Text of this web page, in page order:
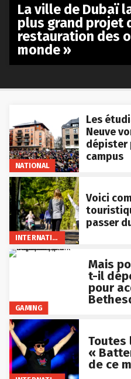
NATIONAL
Les
Neuve
dépister
campus
INTERNATIONAL
Voici
passer
GAMING
Mais
t-il
pour
Toutes
«
de ce
La ville de Dubaï
plus grand projet
restauration des
monde »